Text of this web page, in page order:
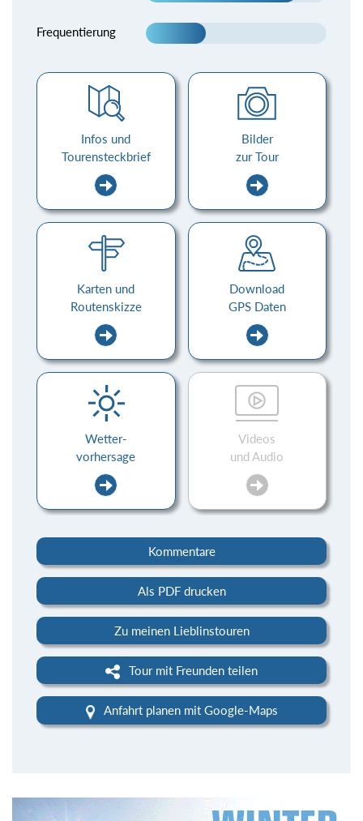
Frequentierung
Infos und
Tourensteckbrief
Bilder
zur Tour
Karten und
Routenskizze
Download
GPS Daten
Wetter-
vorhersage
Videos
und Audio
Kommentare
Als PDF drucken
Zu meinen Lieblinstouren
Tour mit Freunden teilen
Anfahrt planen mit Google-Maps